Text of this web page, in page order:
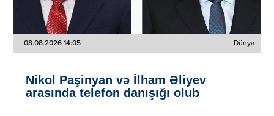
08.08.2026 14:05 Dünya
Nikol Paşinyan və İlham Əliyev
arasında telefon danışığı olub